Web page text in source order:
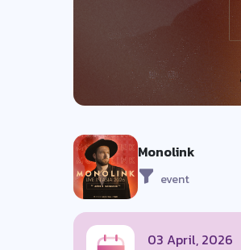
Monolink
event
03 April, 2026